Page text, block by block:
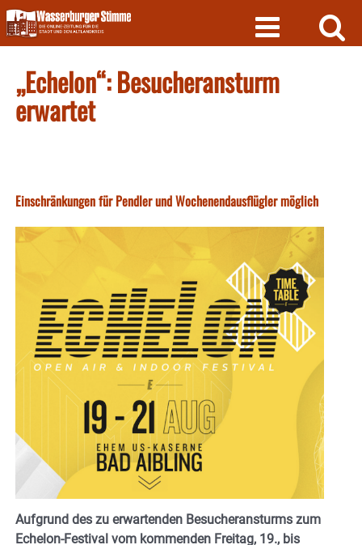
Skip
to
content
„Echelon“: Besucheransturm
erwartet
Einschränkungen für Pendler und Wochenendausflügler möglich
Aufgrund des zu erwartenden Besucheransturms zum
Echelon-Festival vom kommenden Freitag, 19., bis